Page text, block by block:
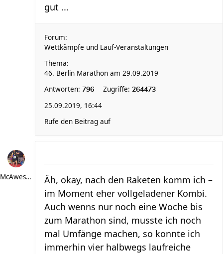
gut ...
Forum:
Wettkämpfe und Lauf-Veranstaltungen
Thema:
46. Berlin Marathon am 29.09.2019
Antworten: 796 Zugriffe: 264473
25.09.2019, 16:44
Rufe den Beitrag auf
McAwesome
Äh, okay, nach den Raketen komm ich –
im Moment eher vollgeladener Kombi.
Auch wenns nur noch eine Woche bis
zum Marathon sind, musste ich noch
mal Umfänge machen, so konnte ich
immerhin vier halbwegs laufreiche